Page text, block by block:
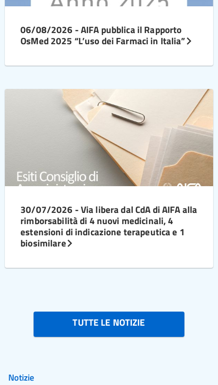
06/08/2026 - AIFA pubblica il Rapporto
OsMed 2025 “L’uso dei Farmaci in Italia”
30/07/2026 - Via libera dal CdA di AIFA alla
rimborsabilità di 4 nuovi medicinali, 4
estensioni di indicazione terapeutica e 1
biosimilare
TUTTE LE NOTIZIE
Notizie